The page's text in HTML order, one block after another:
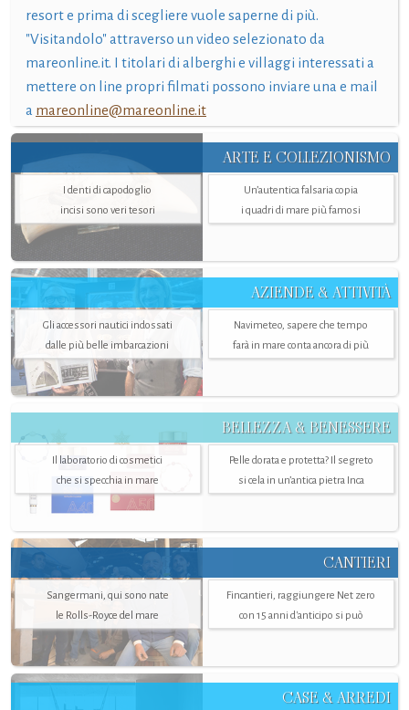
resort e prima di scegliere vuole saperne di più.
"Visitandolo" attraverso un video selezionato da
mareonline.it. I titolari di alberghi e villaggi interessati a
mettere on line propri filmati possono inviare una e mail
a mareonline@mareonline.it
ARTE E COLLEZIONISMO
I denti di capodoglio
incisi sono veri tesori
Un’autentica falsaria copia
i quadri di mare più famosi
AZIENDE & ATTIVITÀ
Gli accessori nautici indossati
dalle più belle imbarcazioni
Navimeteo, sapere che tempo
farà in mare conta ancora di più
BELLEZZA & BENESSERE
Il laboratorio di cosmetici
che si specchia in mare
Pelle dorata e protetta? Il segreto
si cela in un’antica pietra Inca
CANTIERI
Sangermani, qui sono nate
le Rolls-Royce del mare
Fincantieri, raggiungere Net zero
con 15 anni d'anticipo si può
CASE & ARREDI